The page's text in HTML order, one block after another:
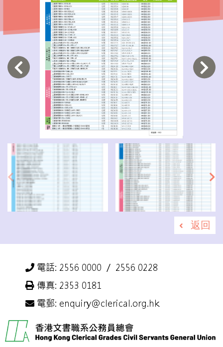
返回
電話: 2556 0000 ／ 2556 0228
傳真: 2353 0181
電郵: enquiry@clerical.org.hk